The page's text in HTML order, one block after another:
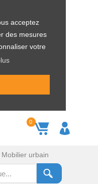
acceptez
des mesures
votre
0
urbain